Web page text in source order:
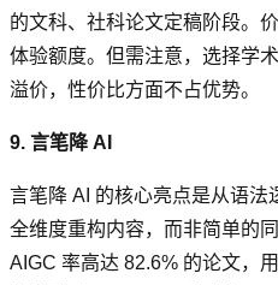
的文科、社科论文定稿阶段。
体验额度。但需注意，选择学
溢价，性价比方面不占优势。
9. 言笔降 AI
言笔降 AI 的核心亮点是从语法
全维度重构内容，而非简单的
AIGC 率高达 82.6% 的论文，